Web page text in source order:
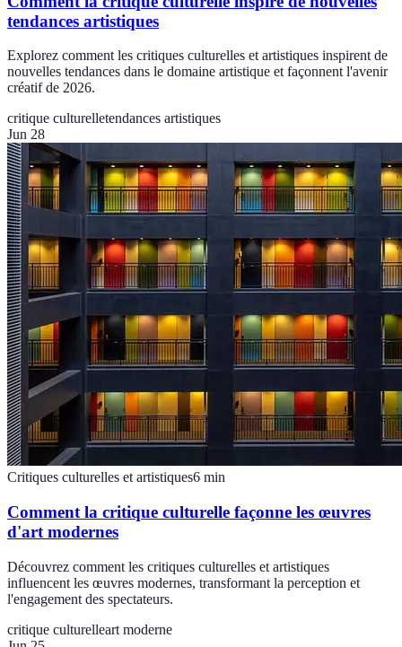
tendances artistiques
Explorez comment les critiques culturelles et artistiques inspirent de
nouvelles tendances dans le domaine artistique et façonnent l'avenir
créatif de 2026.
critique culturelletendances artistiques
Jun 28
Critiques culturelles et artistiques6 min
Comment la critique culturelle façonne les œuvres
d'art modernes
Découvrez comment les critiques culturelles et artistiques
influencent les œuvres modernes, transformant la perception et
l'engagement des spectateurs.
critique culturelleart moderne